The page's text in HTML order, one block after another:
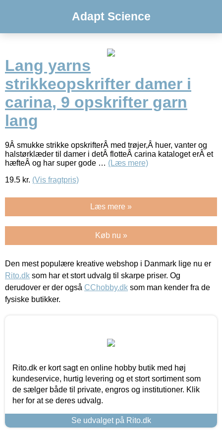
Adapt Science
Lang yarns
strikkeopskrifter damer i
carina, 9 opskrifter garn
lang
9Â smukke strikke opskrifterÂ med trøjer,Â huer, vanter og
halstørklæder til damer i detÂ flotteÂ carina kataloget erÂ et
hæfteÂ og har super gode … (Læs mere)
19.5 kr. (Vis fragtpris)
Læs mere »
Køb nu »
Den mest populære kreative webshop i Danmark lige nu er
Rito.dk som har et stort udvalg til skarpe priser. Og
derudover er der også CChobby.dk som man kender fra de
fysiske butikker.
Rito.dk er kort sagt en online hobby butik med høj
kundeservice, hurtig levering og et stort sortiment som
de sælger både til private, engros og institutioner. Klik
her for at se deres udvalg.
Se udvalget på Rito.dk